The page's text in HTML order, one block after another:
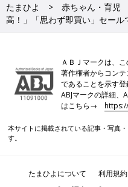
たまひよ 赤ちゃん・育児
高！」「思わず即買い」セール
ＡＢＪマークは、
著作権者からコン
であることを示す
ABJマークの詳細、
はこちら→
本サイトに掲載されている記事・写真
す。
たまひよについて 利用規約